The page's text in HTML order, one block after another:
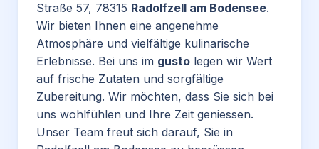
Straße 57, 78315 Radolfzell am Bodensee.
Wir bieten Ihnen eine angenehme
Atmosphäre und vielfältige kulinarische
Erlebnisse. Bei uns im gusto legen wir Wert
auf frische Zutaten und sorgfältige
Zubereitung. Wir möchten, dass Sie sich bei
uns wohlfühlen und Ihre Zeit geniessen.
Unser Team freut sich darauf, Sie in